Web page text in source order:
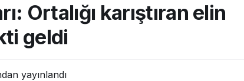
Ortalığı karıştıran elin
geldi
yayınlandı